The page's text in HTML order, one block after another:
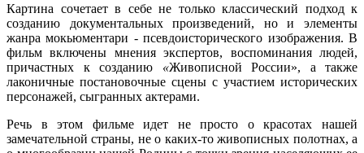
Картина сочетает в себе не только классический подход к
созданию документальных произведений, но и элементы
жанра мокьюментари - псевдоисторического изображения. В
фильм включены мнения экспертов, воспоминания людей,
причастных к созданию «Живописной России», а также
лаконичные постановочные сцены с участием исторических
персонажей, сыгранных актерами.
Речь в этом фильме идет не просто о красотах нашей
замечательной страны, не о каких-то живописных полотнах, а